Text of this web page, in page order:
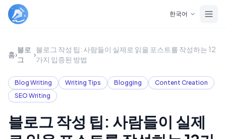
한국어
홈›
블로
그
›
블로그 작성 팁: 사람들이 실제로 읽을 포스트를 작성하는 12
가지 입증된 방법
Blog Writing Writing Tips Blogging
Content Creation
SEO Writing
블로그 작성 팁: 사람들이 실제